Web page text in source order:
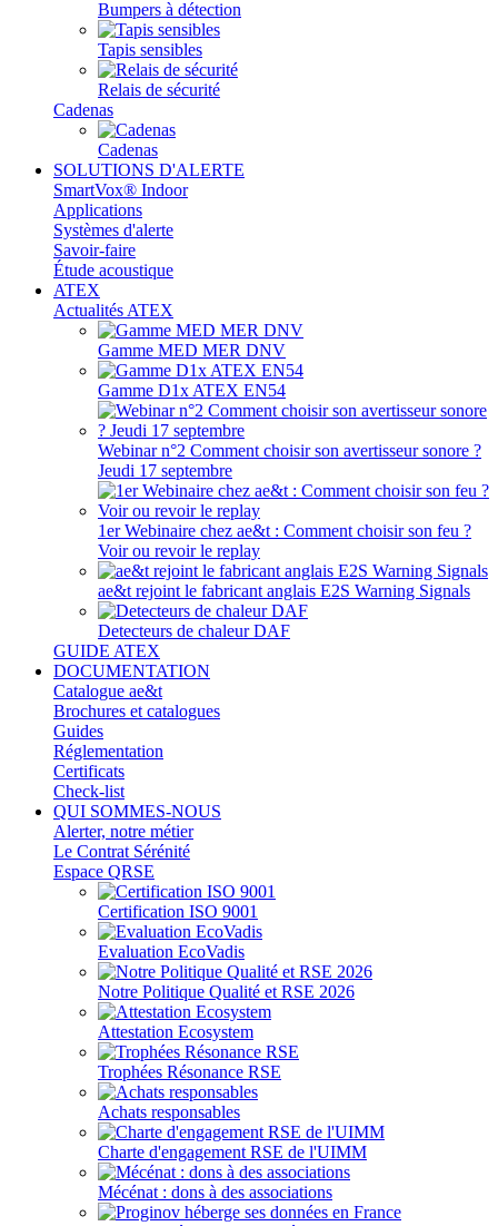
Bumpers à détection
Tapis sensibles
Relais de sécurité
Cadenas
Cadenas
SOLUTIONS D'ALERTE
SmartVox® Indoor
Applications
Systèmes d'alerte
Savoir-faire
Étude acoustique
ATEX
Actualités ATEX
Gamme MED MER DNV
Gamme D1x ATEX EN54
Webinar n°2 Comment choisir son avertisseur sonore ?
Jeudi 17 septembre
1er Webinaire chez ae&t : Comment choisir son feu ?
Voir ou revoir le replay
ae&t rejoint le fabricant anglais E2S Warning Signals
Detecteurs de chaleur DAF
GUIDE ATEX
DOCUMENTATION
Catalogue ae&t
Brochures et catalogues
Guides
Réglementation
Certificats
Check-list
QUI SOMMES-NOUS
Alerter, notre métier
Le Contrat Sérénité
Espace QRSE
Certification ISO 9001
Evaluation EcoVadis
Notre Politique Qualité et RSE 2026
Attestation Ecosystem
Trophées Résonance RSE
Achats responsables
Charte d'engagement RSE de l'UIMM
Mécénat : dons à des associations